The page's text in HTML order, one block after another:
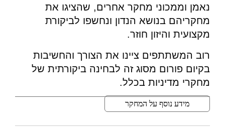
נאמן וממכוני מחקר אחרים, שהציגו את
מחקריהם בנושא הנדון ונחשפו לביקורת
מקצועית והיזון חוזר.
רוב המשתתפים ציינו את הצורך והחשיבות
בקיום פורום מסוג זה לבחינה ביקורתית של
מחקרי מדיניות בכלל.
מידע נוסף על המחקר